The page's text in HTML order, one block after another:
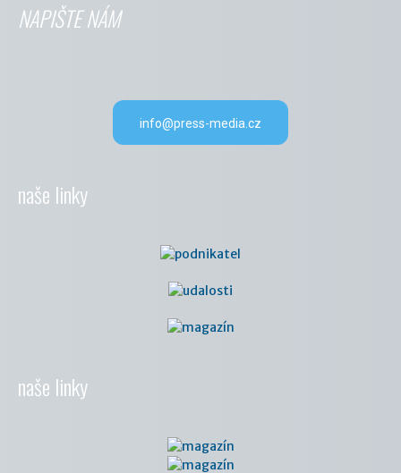
NAPIŠTE NÁM
info@press-media.cz
naše linky
naše linky